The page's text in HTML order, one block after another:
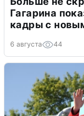
Гагарина
кадры с
6 августа 44